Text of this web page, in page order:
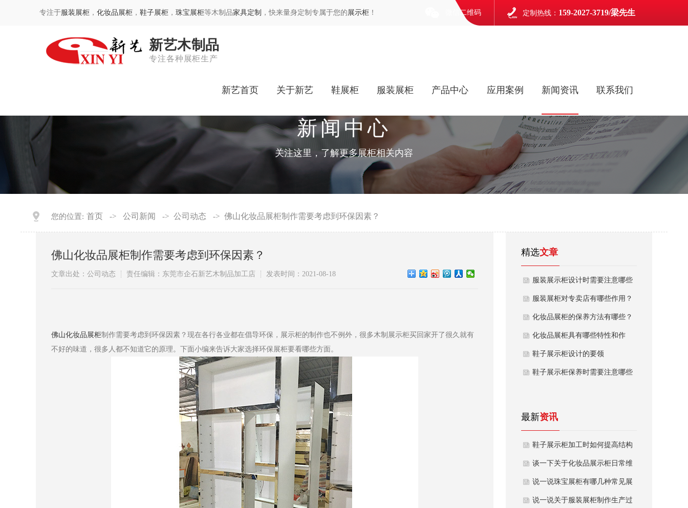
专注于服装展柜 ，化妆品展柜 ，鞋子展柜 ，珠宝展柜等木制品家具定制 ，快来量身定制专属于您的展示柜 ！ 微信二维码 定制热线： 159-2027-3719/梁先生
新艺木制品
专注各种展柜生产
新艺首页 关于新艺 鞋展柜 服装展柜 产品中心 应用案例 新闻资讯 联系我们
新闻中心
关注这里，了解更多展柜相关内容
您的位置: 首页 -> 公司新闻 -> 公司动态 -> 佛山化妆品展柜制作需要考虑到环保因素？
佛山化妆品展柜制作需要考虑到环保因素？
文章出处：公司动态 责任编辑：东莞市企石新艺木制品加工店 发表时间：2021-08-18
佛山化妆品展柜制作需要考虑到环保因素？现在各行各业都在倡导环保，展示柜的制作也不例外，很多木制展示柜买回家开了很久就有
不好的味道，很多人都不知道它的原理。下面小编来告诉大家选择环保展柜要看哪些方面。
精选文章
服装展示柜设计时需要注意哪些
问题
服装展柜对专卖店有哪些作用？
化妆品展柜的保养方法有哪些？
化妆品展柜具有哪些特性和作
用？
鞋子展示柜设计的要领
鞋子展示柜保养时需要注意哪些
最新资讯
鞋子展示柜加工时如何提高结构
加固防变形方法？
谈一下关于化妆品展示柜日常维
护注意事项？
说一说珠宝展柜有哪几种常见展
柜类型？
说一说关于服装展柜制作生产过